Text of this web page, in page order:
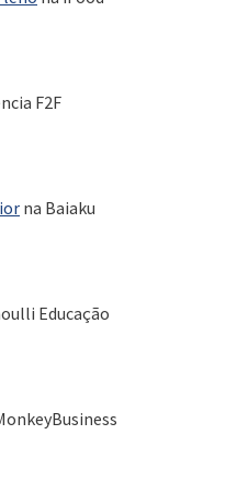
F2F
na Baiaku
Educação